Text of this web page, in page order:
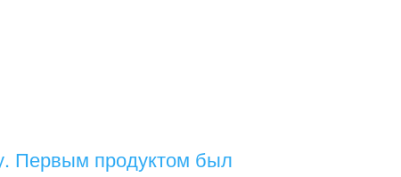
Первым продуктом был